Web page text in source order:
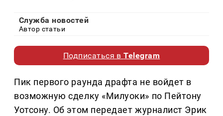
Служба новостей
Автор статьи
Подписаться вTelegram
Пик первого раунда драфта не войдет в
возможную сделку «Милуоки» по Пейтону
Уотсону. Об этом передает журналист Эрик